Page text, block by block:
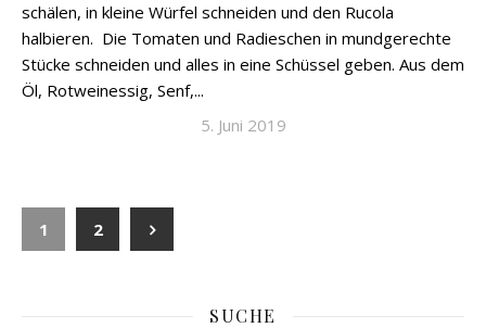
schälen, in kleine Würfel schneiden und den Rucola
halbieren. Die Tomaten und Radieschen in mundgerechte
Stücke schneiden und alles in eine Schüssel geben. Aus dem
Öl, Rotweinessig, Senf,...
5. Juni 2019
1 2
SUCHE